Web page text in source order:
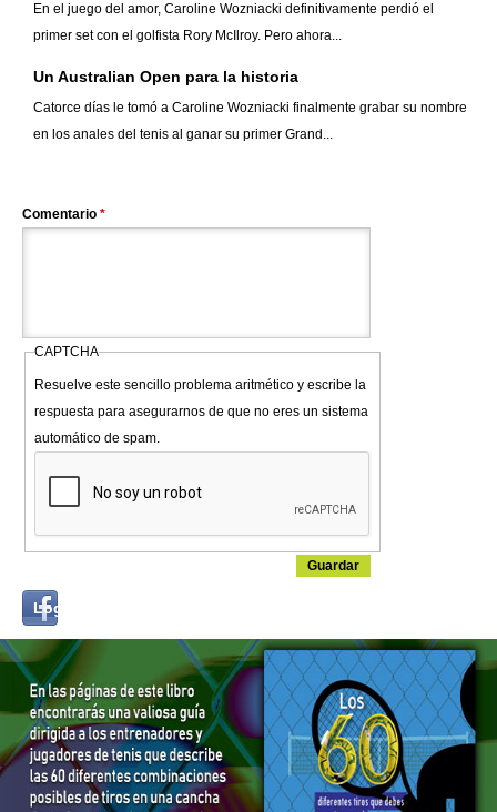
En el juego del amor, Caroline Wozniacki definitivamente perdió el
primer set con el golfista Rory McIlroy. Pero ahora...
Un Australian Open para la historia
Catorce días le tomó a Caroline Wozniacki finalmente grabar su nombre
en los anales del tenis al ganar su primer Grand...
Comentario *
CAPTCHA
Resuelve este sencillo problema aritmético y escribe la
respuesta para asegurarnos de que no eres un sistema
automático de spam.
Log in with...